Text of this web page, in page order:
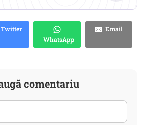
Twitter
WhatsApp
Email
comentariu